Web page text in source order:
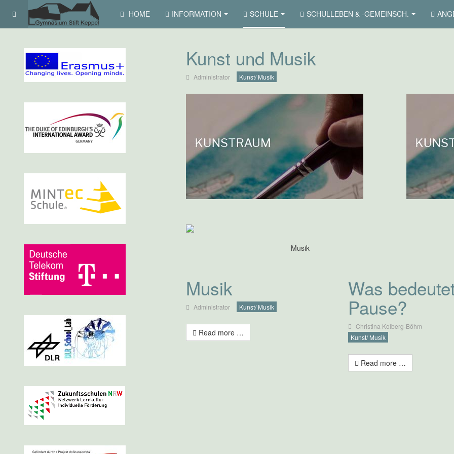
HOME INFORMATION SCHULE SCHULLEBEN & -GEMEINSCH.
Kunst und Musik
Administrator Kunst/ Musik
Musik
Musik
Administrator Kunst/ Musik
Read more …
Was
Pause?
Christina Kolberg-Böhm
Kunst/ Musik
Read more …